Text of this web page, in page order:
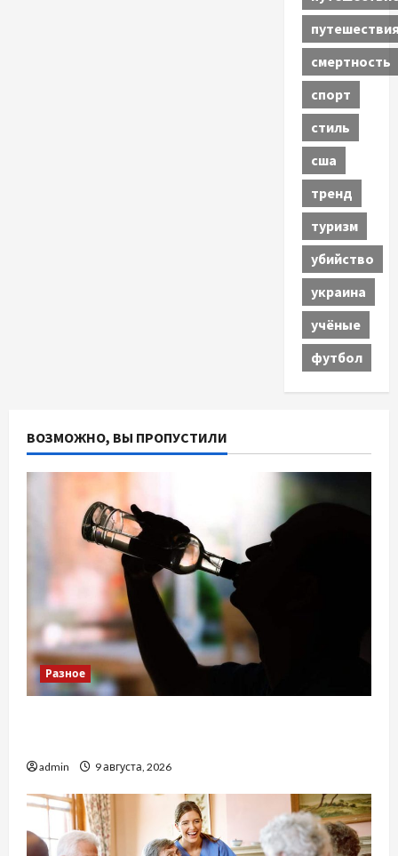
смертность
спорт
стиль
сша
тренд
туризм
убийство
украина
учёные
футбол
ВОЗМОЖНО, ВЫ ПРОПУСТИЛИ
Разное
admin 9 августа, 2026